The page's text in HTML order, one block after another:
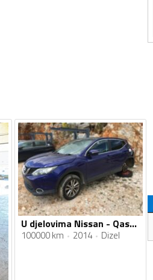
U djelovima Nissan - Qashqai J11 2014 1.6DCI
100000 km 2014 Dizel